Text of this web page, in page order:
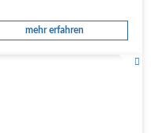
mehr erfahren